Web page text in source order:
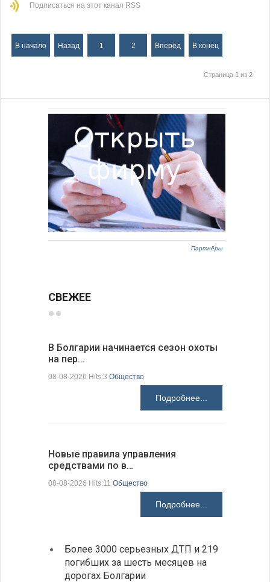
Подписаться на этот канал RSS
В начало Назад 1 2 Вперёд В конец
Страница 1 из 2
Партнёры
СВЕЖЕЕ
В Болгарии начинается сезон охоты
на пер…
08-08-2026 Hits:3 Общество
Подробнее...
Новые правила управления
средствами по в…
08-08-2026 Hits:11 Общество
Подробнее...
Более 3000 серьезных ДТП и 219
погибших за шесть месяцев на
дорогах Болгарии